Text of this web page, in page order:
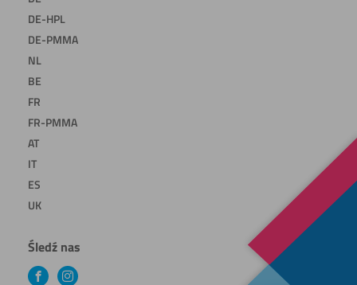
DE-HPL
DE-PMMA
NL
BE
FR
FR-PMMA
AT
IT
ES
UK
Śledź nas